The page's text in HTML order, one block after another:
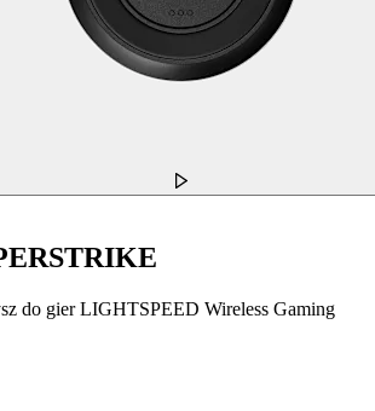
do gier LIGHTSPEED Wireless Gaming